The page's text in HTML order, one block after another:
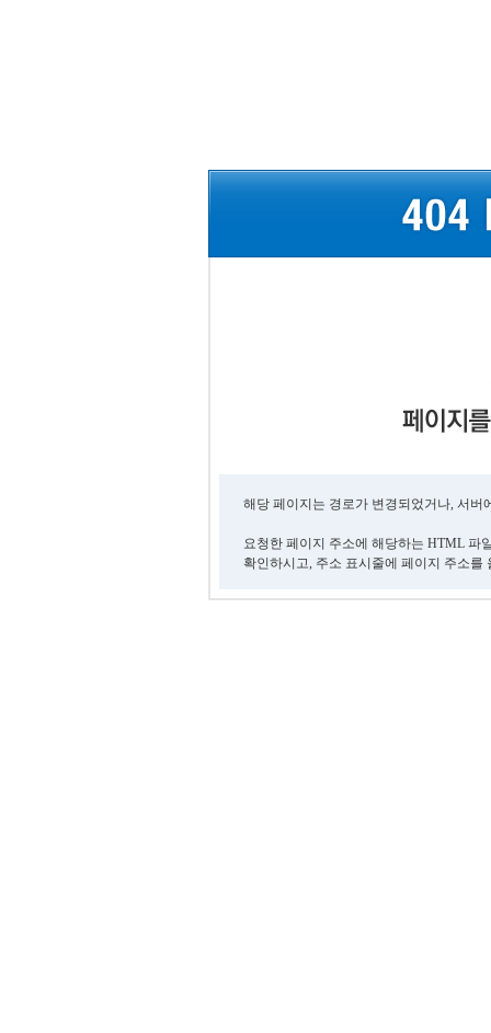
해당 페이지는 경로가 변경되었거나, 서
요청한 페이지 주소에 해당하는 HTML 파
확인하시고, 주소 표시줄에 페이지 주소